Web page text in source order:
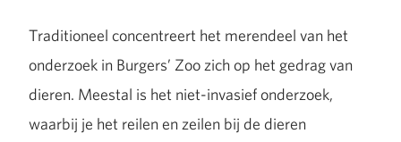
Traditioneel concentreert het merendeel van het
onderzoek in Burgers’ Zoo zich op het gedrag van
dieren. Meestal is het niet-invasief onderzoek,
waarbij je het reilen en zeilen bij de dieren